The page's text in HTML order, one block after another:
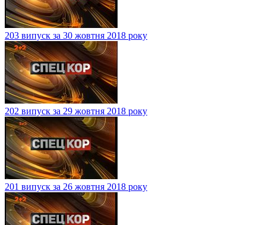
203 випуск за 30 жовтня 2018 року
202 випуск за 29 жовтня 2018 року
201 випуск за 26 жовтня 2018 року